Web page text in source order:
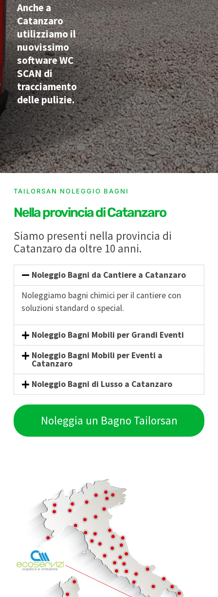
Anche a
Catanzaro
utilizziamo il
nuovissimo
software WC
SCAN di
tracciamento
delle pulizie.
TAILORSAN NOLEGGIO BAGNI
Nella provincia di Catanzaro
Siamo presenti nella provincia di
Catanzaro da oltre 10 anni.
Noleggio Bagni da Cantiere a Catanzaro
Noleggiamo bagni chimici per il cantiere con
soluzioni standard o special.
Noleggio Bagni Mobili per Grandi Eventi
Noleggio Bagni Mobili per Eventi a
Catanzaro
Noleggio Bagni di Lusso a Catanzaro
Noleggia un Bagno Tailorsan